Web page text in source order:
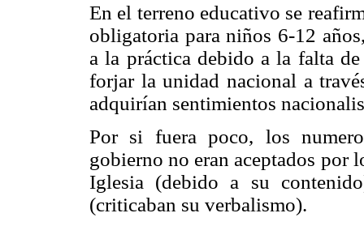
En el terreno educativo se
obligatoria para niños 6-12
a la práctica debido a la falta
forjar la unidad nacional a
adquirían sentimientos
Por si fuera poco, los
gobierno no eran aceptados por
Iglesia (debido a su
(criticaban su verbalismo).